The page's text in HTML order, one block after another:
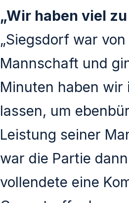
„Wir haben viel
„Siegsdorf war
Mannschaft und
Minuten haben wir
lassen, um
Leistung seiner
war die Partie
vollendete eine